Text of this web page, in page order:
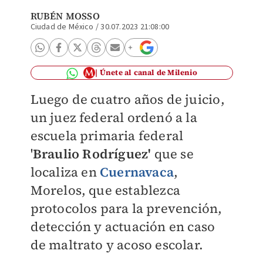
RUBÉN MOSSO
Ciudad de México /30.07.2023 21:08:00
Únete al canal de Milenio
Luego de cuatro años de juicio,
un juez federal ordenó a la
escuela primaria federal
'Braulio Rodríguez' que se
localiza en Cuernavaca,
Morelos, que establezca
protocolos para la prevención,
detección y actuación en caso
de maltrato y acoso escolar.